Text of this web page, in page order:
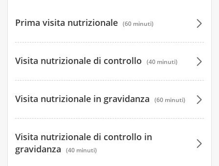
Prima visita nutrizionale (60 minuti)
Visita nutrizionale di controllo (40 minuti)
Visita nutrizionale in gravidanza (60 minuti)
Visita nutrizionale di controllo in
gravidanza
(40 minuti)